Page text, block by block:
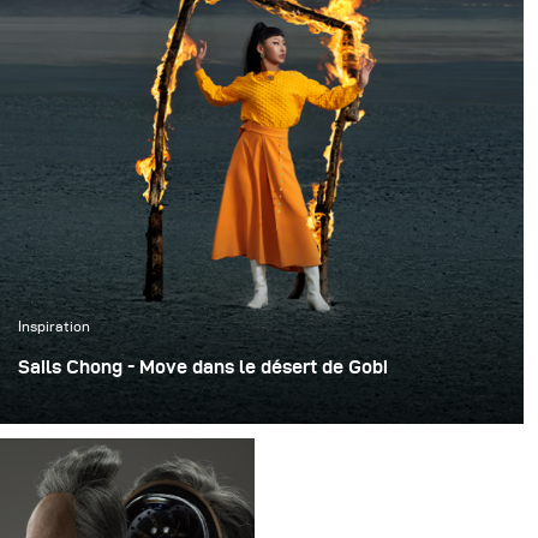
Hasselblad Camera Company, Broncolor Lighting et
Adobe, ainsi qu'à faire des apparitions sur la BBC. Sa
formation est également utilisée par des universités et
des prestataires de services éducatifs dans le monde
entier.
Karl voyage régulièrement dans le monde entier, en
tant qu'ambassadeur et éducateur pour les principaux
acteurs de l'industrie et sa gamme de cours est
devenue la référence en matière de formation efficace,
divertissante et inspirante.
Inspiration
Sails Chong - Move dans le désert de Gobi
Chine, et l'itinéraire était de 10 jours. C'était la première
fois que notre équipe réalisait un shooting par un froid
de moins 20 degrés (-5,6°F).